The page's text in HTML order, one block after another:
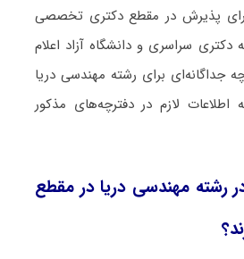
پذیرش در مقطع دکتری تخصصی
دکتری سراسری و دانشگاه آزاد اعلام
جداگانه‌ای برای رشته ﻣﻬﻨﺪسی درﻳﺎ
لازم در دفترچه‌های مذکور
رشته ﻣﻬﻨﺪسی درﻳﺎ در مقطع